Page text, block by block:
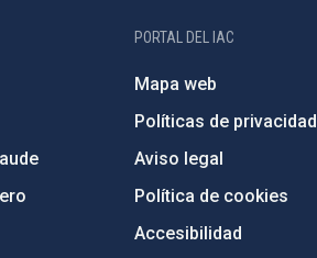
PORTAL DEL IAC
Mapa web
Políticas de privacidad
Aviso legal
Política de cookies
Accesibilidad